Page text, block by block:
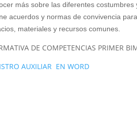
más sobre las diferentes costumbres
acuerdos y normas de convivencia
materiales y recursos comunes.
DE COMPETENCIAS PRIMER
AUXILIAR EN WORD